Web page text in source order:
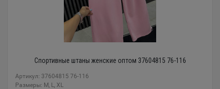
Спортивные штаны женские оптом 37604815 76-116
Артикул: 37604815 76-116
Размеры: M, L, XL